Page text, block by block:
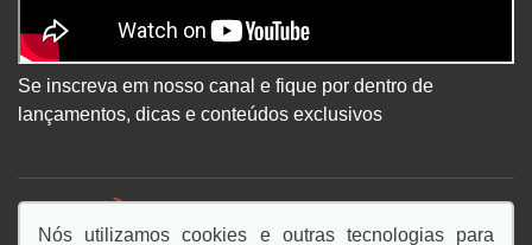
Se inscreva em nosso canal e fique por dentro de
lançamentos, dicas e conteúdos exclusivos
DESACELERE. SEU BEM MAIOR É A VIDA.
Nós utilizamos cookies e outras tecnologias para